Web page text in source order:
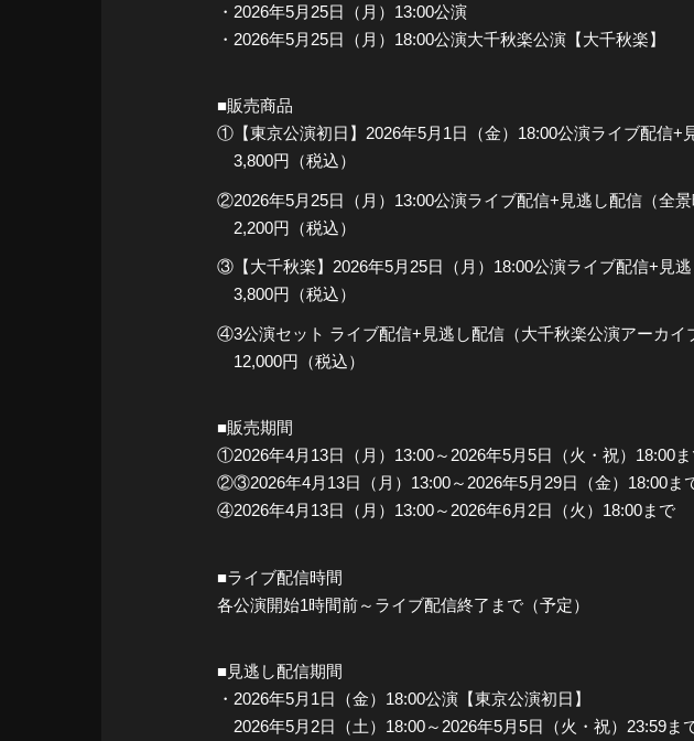
・2026年5月25日（月）13:00公演
・2026年5月25日（月）18:00公演大千秋楽公演【大千秋楽】
■販売商品
①【東京公演初日】2026年5月1日（金）18:00公演ライブ配信+
3,800円（税込）
②2026年5月25日（月）13:00公演ライブ配信+見逃し配信（全景
2,200円（税込）
③【大千秋楽】2026年5月25日（月）18:00公演ライブ配信+見逃
3,800円（税込）
④3公演セット ライブ配信+見逃し配信（大千秋楽公演アーカイ
12,000円（税込）
■販売期間
①2026年4月13日（月）13:00～2026年5月5日（火・祝）18:00
②③2026年4月13日（月）13:00～2026年5月29日（金）18:00ま
④2026年4月13日（月）13:00～2026年6月2日（火）18:00まで
■ライブ配信時間
各公演開始1時間前～ライブ配信終了まで（予定）
■見逃し配信期間
・2026年5月1日（金）18:00公演【東京公演初日】
2026年5月2日（土）18:00～2026年5月5日（火・祝）23:59ま